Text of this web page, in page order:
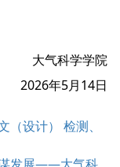
大气科学学院
2026年5月14日
设计） 检测、